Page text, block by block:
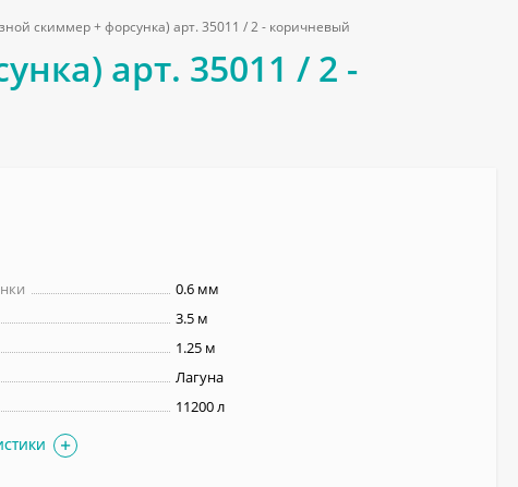
скиммер + форсунка) арт. 35011 / 2 - коричневый
арт. 35011 / 2 -
0.6 мм
3.5 м
1.25 м
Лагуна
11200 л